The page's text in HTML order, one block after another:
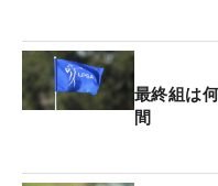
最終組は
間